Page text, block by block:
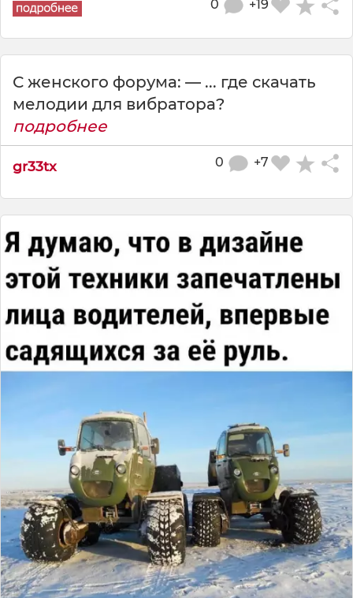
+19
0
С женского форума: — ... где скачать
мелодии для вибратора?
подробнее
gr33tx +7
0